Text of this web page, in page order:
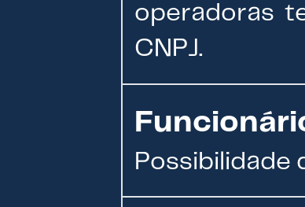
operadoras
CNPJ.
Possibilidade